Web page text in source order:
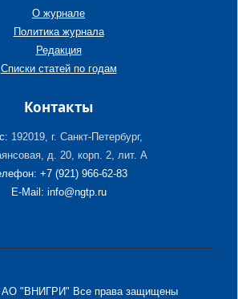
О журнале
Политика журнала
Редакция
Списки статей по годам
Контакты
192019, г. Санкт-Петербург,
д. 20, корп. 2, лит. А
+7 (921) 966-62-83
E-Mail: info@ngtp.ru
АО "ВНИГРИ" Все права защищены